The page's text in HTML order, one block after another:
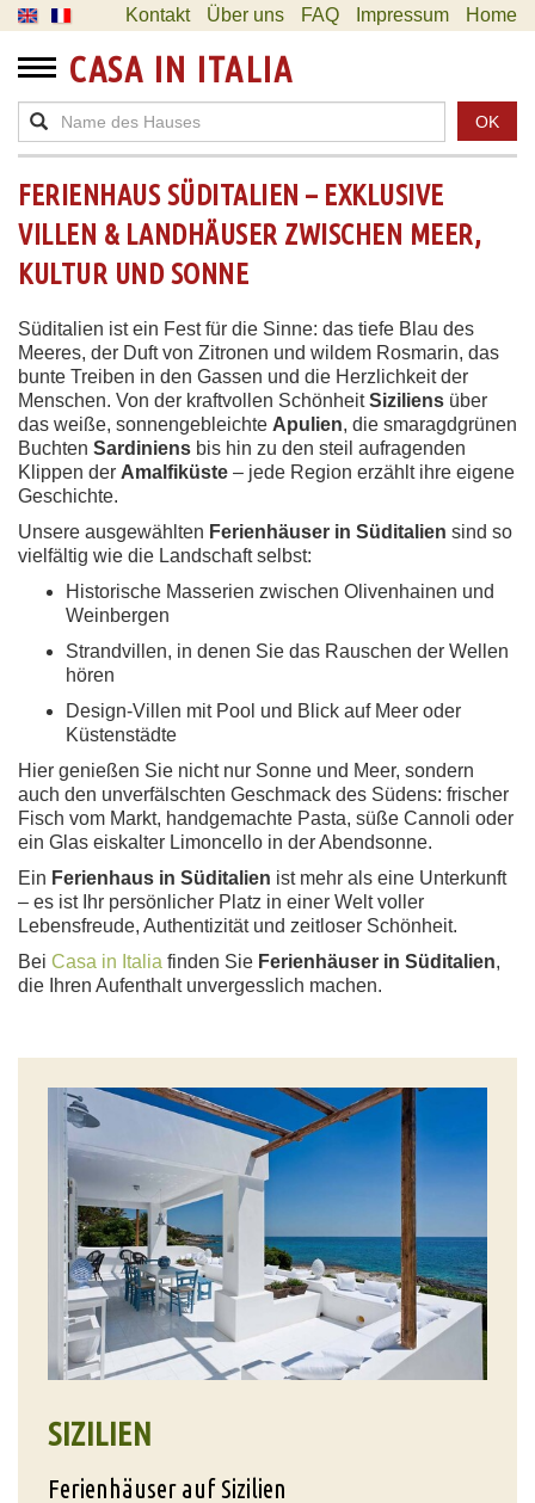
Kontakt Über uns FAQ Impressum Home
CASA IN ITALIA
OK
FERIENHAUS SÜDITALIEN – EXKLUSIVE
VILLEN & LANDHÄUSER ZWISCHEN MEER,
KULTUR UND SONNE
Süditalien ist ein Fest für die Sinne: das tiefe Blau des
Meeres, der Duft von Zitronen und wildem Rosmarin, das
bunte Treiben in den Gassen und die Herzlichkeit der
Menschen. Von der kraftvollen SchönheitSiziliens über
das weiße, sonnengebleichte Apulien, die smaragdgrünen
Buchten Sardiniens bis hin zu den steil aufragenden
Klippen der Amalfiküste – jede Region erzählt ihre eigene
Geschichte.
Unsere ausgewählten Ferienhäuser in Süditalien sind so
vielfältig wie die Landschaft selbst:
Historische Masserien zwischen Olivenhainen und
Weinbergen
Strandvillen, in denen Sie das Rauschen der Wellen
hören
Design-Villen mit Pool und Blick auf Meer oder
Küstenstädte
Hier genießen Sie nicht nur Sonne und Meer, sondern
auch den unverfälschten Geschmack des Südens: frischer
Fisch vom Markt, handgemachte Pasta, süße Cannoli oder
ein Glas eiskalter Limoncello in der Abendsonne.
Ein Ferienhaus in Süditalien ist mehr als eine Unterkunft
– es ist Ihr persönlicher Platz in einer Welt voller
Lebensfreude, Authentizität und zeitloser Schönheit.
Bei Casa in Italia finden Sie Ferienhäuser in Süditalien,
die Ihren Aufenthalt unvergesslich machen.
SIZILIEN
Ferienhäuser auf Sizilien